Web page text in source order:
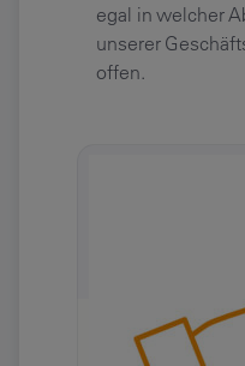
egal in welcher
unserer
offen.